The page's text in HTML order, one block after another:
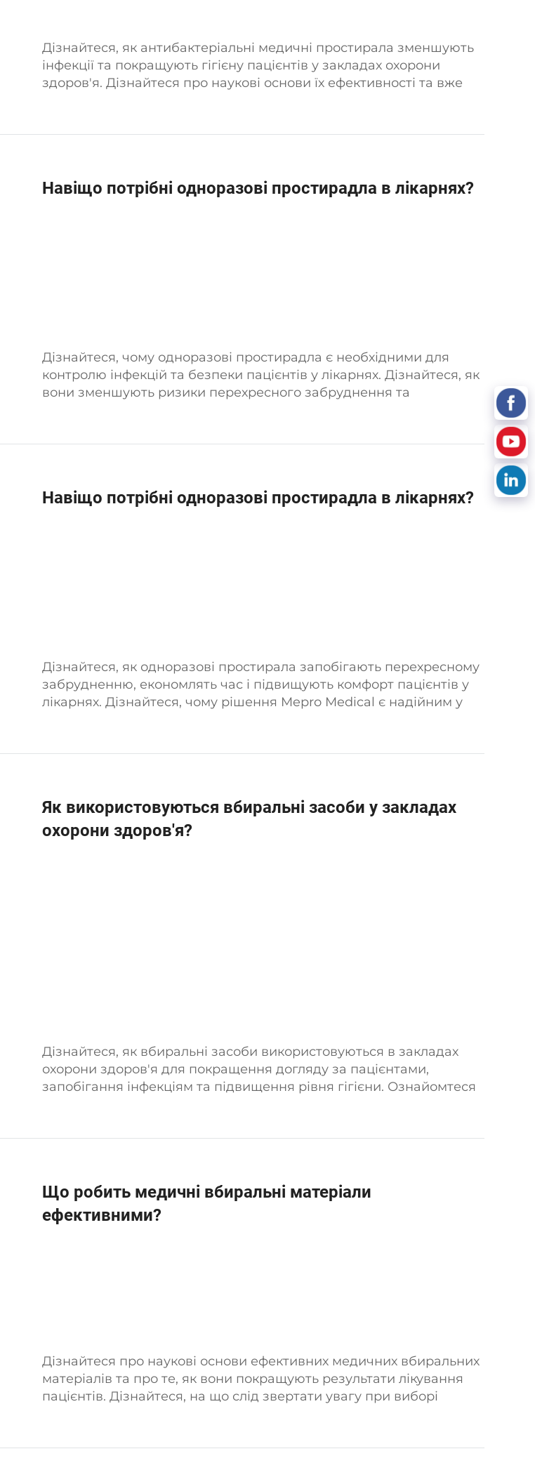
Дізнайтеся, як антибактеріальні медичні простирала зменшують
інфекції та покращують гігієну пацієнтів у закладах охорони
здоров'я. Дізнайтеся про наукові основи їх ефективності та вже
Навіщо потрібні одноразові простирадла в лікарнях?
Дізнайтеся, чому одноразові простирадла є необхідними для
контролю інфекцій та безпеки пацієнтів у лікарнях. Дізнайтеся, як
вони зменшують ризики перехресного забруднення та
Навіщо потрібні одноразові простирадла в лікарнях?
Дізнайтеся, як одноразові простирала запобігають перехресному
забрудненню, економлять час і підвищують комфорт пацієнтів у
лікарнях. Дізнайтеся, чому рішення Mepro Medical є надійним у
Як використовуються вбиральні засоби у закладах
охорони здоров'я?
Дізнайтеся, як вбиральні засоби використовуються в закладах
охорони здоров'я для покращення догляду за пацієнтами,
запобігання інфекціям та підвищення рівня гігієни. Ознайомтеся
Що робить медичні вбиральні матеріали
ефективними?
Дізнайтеся про наукові основи ефективних медичних вбиральних
матеріалів та про те, як вони покращують результати лікування
пацієнтів. Дізнайтеся, на що слід звертати увагу при виборі